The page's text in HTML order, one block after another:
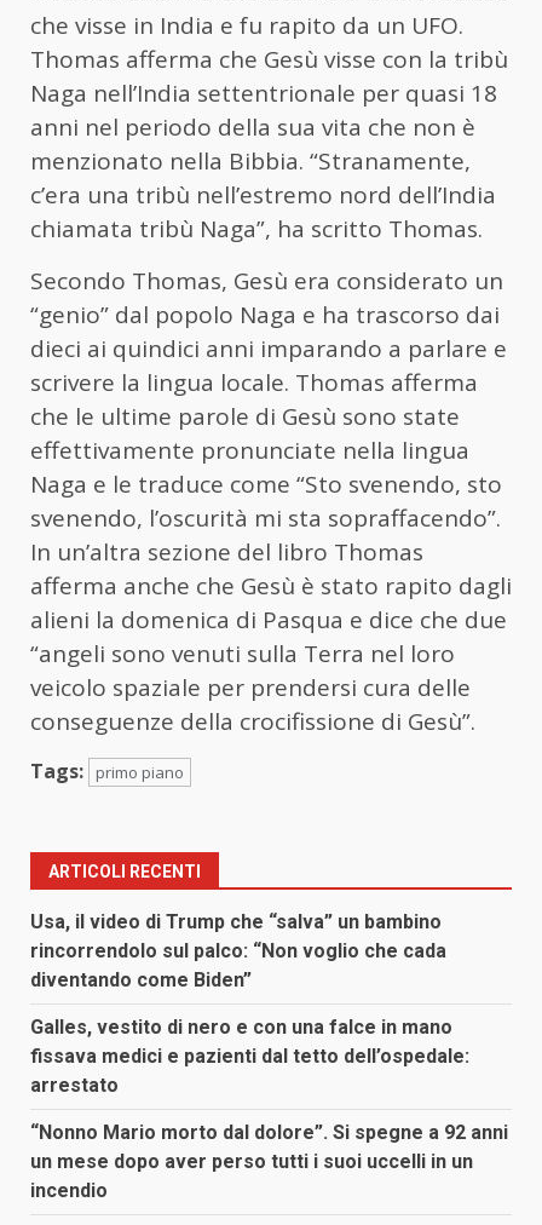
che visse in India e fu rapito da un UFO.
Thomas afferma che Gesù visse con la tribù
Naga nell’India settentrionale per quasi 18
anni nel periodo della sua vita che non è
menzionato nella Bibbia. “Stranamente,
c’era una tribù nell’estremo nord dell’India
chiamata tribù Naga”, ha scritto Thomas.
Secondo Thomas, Gesù era considerato un
“genio” dal popolo Naga e ha trascorso dai
dieci ai quindici anni imparando a parlare e
scrivere la lingua locale. Thomas afferma
che le ultime parole di Gesù sono state
effettivamente pronunciate nella lingua
Naga e le traduce come “Sto svenendo, sto
svenendo, l’oscurità mi sta sopraffacendo”.
In un’altra sezione del libro Thomas
afferma anche che Gesù è stato rapito dagli
alieni la domenica di Pasqua e dice che due
“angeli sono venuti sulla Terra nel loro
veicolo spaziale per prendersi cura delle
conseguenze della crocifissione di Gesù”.
Tags: primo piano
ARTICOLI RECENTI
Usa, il video di Trump che “salva” un bambino
rincorrendolo sul palco: “Non voglio che cada
diventando come Biden”
Galles, vestito di nero e con una falce in mano
fissava medici e pazienti dal tetto dell’ospedale:
arrestato
“Nonno Mario morto dal dolore”. Si spegne a 92 anni
un mese dopo aver perso tutti i suoi uccelli in un
incendio